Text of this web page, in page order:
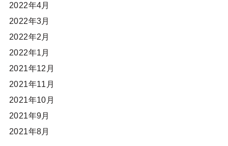
2022年4月
2022年3月
2022年2月
2022年1月
2021年12月
2021年11月
2021年10月
2021年9月
2021年8月